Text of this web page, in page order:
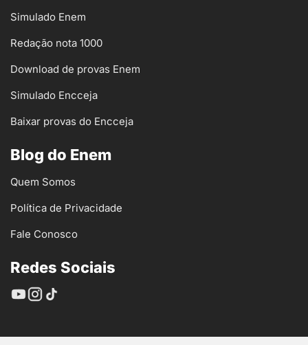
Simulado Enem
Redação nota 1000
Download de provas Enem
Simulado Encceja
Baixar provas do Encceja
Blog do Enem
Quem Somos
Política de Privacidade
Fale Conosco
Redes Sociais